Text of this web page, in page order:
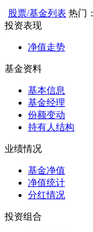
股票/基金列表 热门：
投资表现
净值走势
基金资料
基本信息
基金经理
份额变动
持有人结构
业绩情况
基金净值
净值统计
分红情况
投资组合